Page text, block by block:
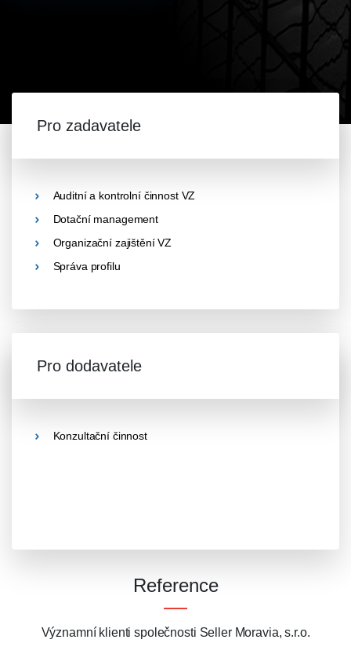
Pro zadavatele
Auditní a kontrolní činnost VZ
Dotační management
Organizační zajištění VZ
Správa profilu
Pro dodavatele
Konzultační činnost
Reference
Významní klienti společnosti Seller Moravia, s.r.o.